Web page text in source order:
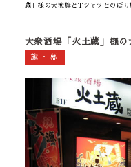
蔵」様の大漁旗とTシャツとのぼり
大衆酒場「火土蔵」様
旗・幕